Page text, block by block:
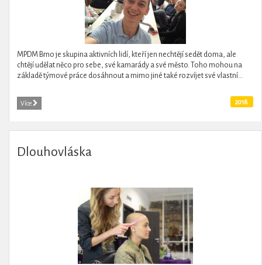
MPDM Brno je skupina aktivních lidí, kteří jen nechtějí sedět doma, ale
chtějí udělat něco pro sebe, své kamarády a své město. Toho mohou na
základě týmové práce dosáhnout a mimo jiné také rozvíjet své vlastní...
Více 2018
Dlouhovláska